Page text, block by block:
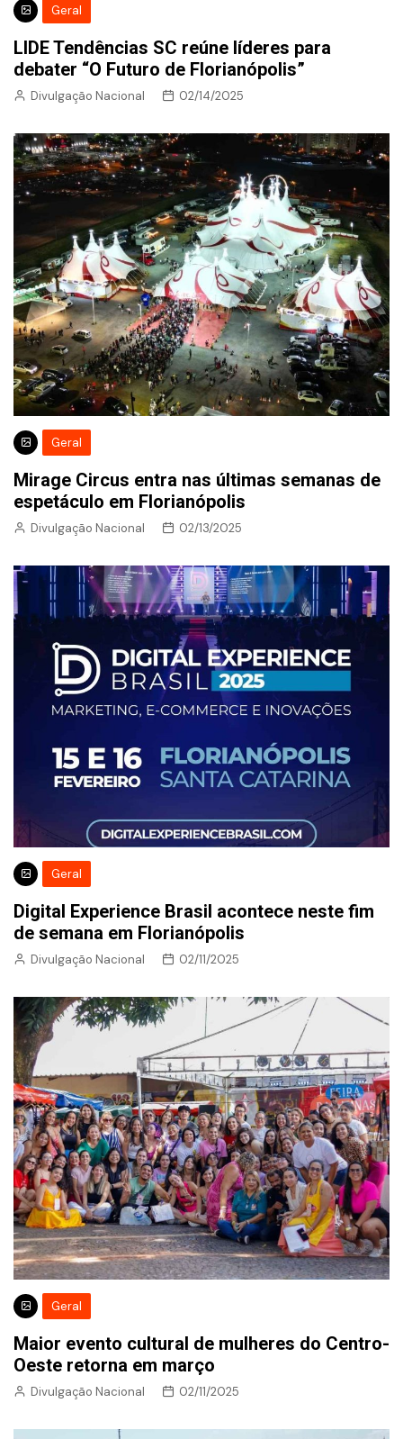
Geral
LIDE Tendências SC reúne líderes para
debater “O Futuro de Florianópolis”
Divulgação Nacional 02/14/2025
Geral
Mirage Circus entra nas últimas semanas de
espetáculo em Florianópolis
Divulgação Nacional 02/13/2025
Geral
Digital Experience Brasil acontece neste fim
de semana em Florianópolis
Divulgação Nacional 02/11/2025
Geral
Maior evento cultural de mulheres do Centro-
Oeste retorna em março
Divulgação Nacional 02/11/2025